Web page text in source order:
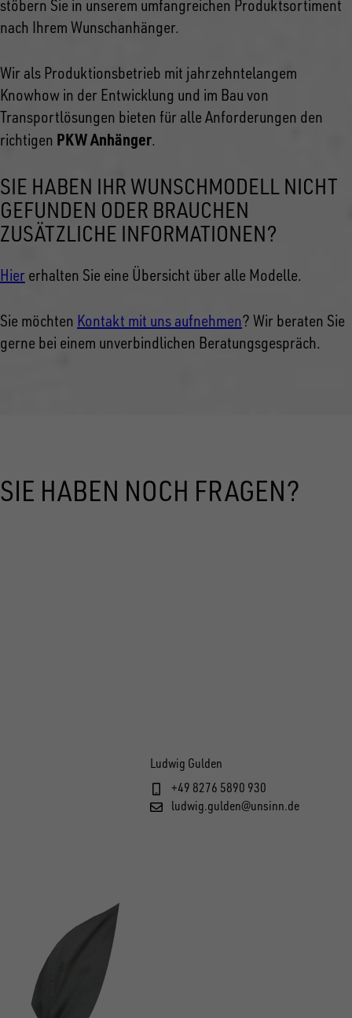
stöbern Sie in unserem umfangreichen Produktsortiment
nach Ihrem Wunschanhänger.
Wir als Produktionsbetrieb mit jahrzehntelangem
Knowhow in der Entwicklung und im Bau von
Transportlösungen bieten für alle Anforderungen den
richtigen PKW Anhänger.
SIE HABEN IHR WUNSCHMODELL NICHT
GEFUNDEN ODER BRAUCHEN
ZUSÄTZLICHE INFORMATIONEN?
Hier erhalten Sie eine Übersicht über alle Modelle.
Sie möchten Kontakt mit uns aufnehmen? Wir beraten Sie
gerne bei einem unverbindlichen Beratungsgespräch.
SIE HABEN NOCH FRAGEN?
Ludwig Gulden
+49 8276 5890 930
ludwig.gulden@unsinn.de